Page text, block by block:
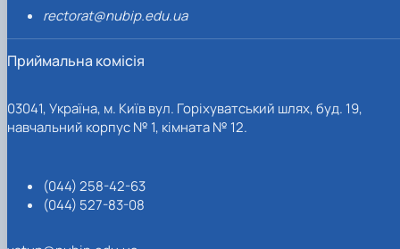
rectorat@nubip.edu.ua
Приймальна комісія
03041, Україна, м. Київ вул. Горіхуватський шлях, буд. 19,
навчальний корпус № 1, кімната № 12.
(044) 258-42-63
(044) 527-83-08